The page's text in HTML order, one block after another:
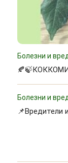
Болезни и
Болезни и